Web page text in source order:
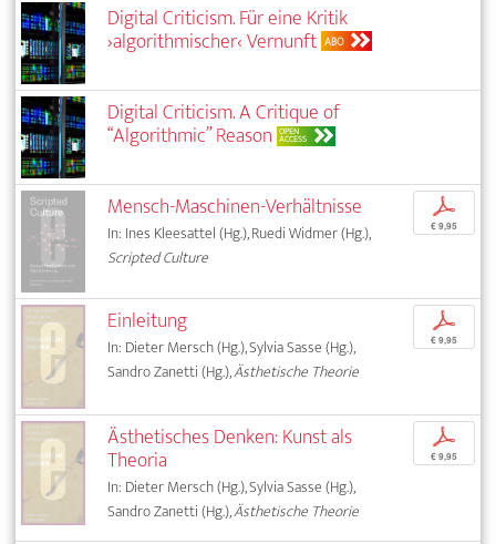
Digital Criticism. Für eine Kritik
›algorithmischer‹ Vernunft ABO
Digital Criticism. A Critique of
“Algorithmic” Reason OPEN
ACCESS
Mensch-Maschinen-Verhältnisse
In: Ines Kleesattel (Hg.), Ruedi Widmer (Hg.),
Scripted Culture
p
€ 9,95
Einleitung
In: Dieter Mersch (Hg.), Sylvia Sasse (Hg.),
Sandro Zanetti (Hg.),Ästhetische Theorie
p
€ 9,95
Ästhetisches Denken: Kunst als
Theoria
In: Dieter Mersch (Hg.), Sylvia Sasse (Hg.),
Sandro Zanetti (Hg.),Ästhetische Theorie
p
€ 9,95